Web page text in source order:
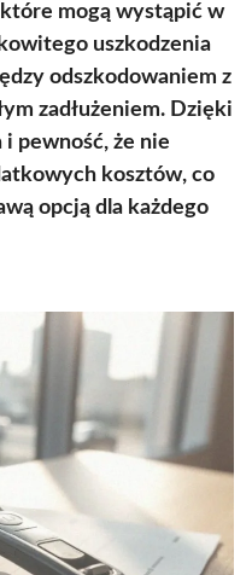
mogą wystąpić w
uszkodzenia
odszkodowaniem z
zadłużeniem. Dzięki
i pewność, że nie
kosztów, co
opcją dla każdego